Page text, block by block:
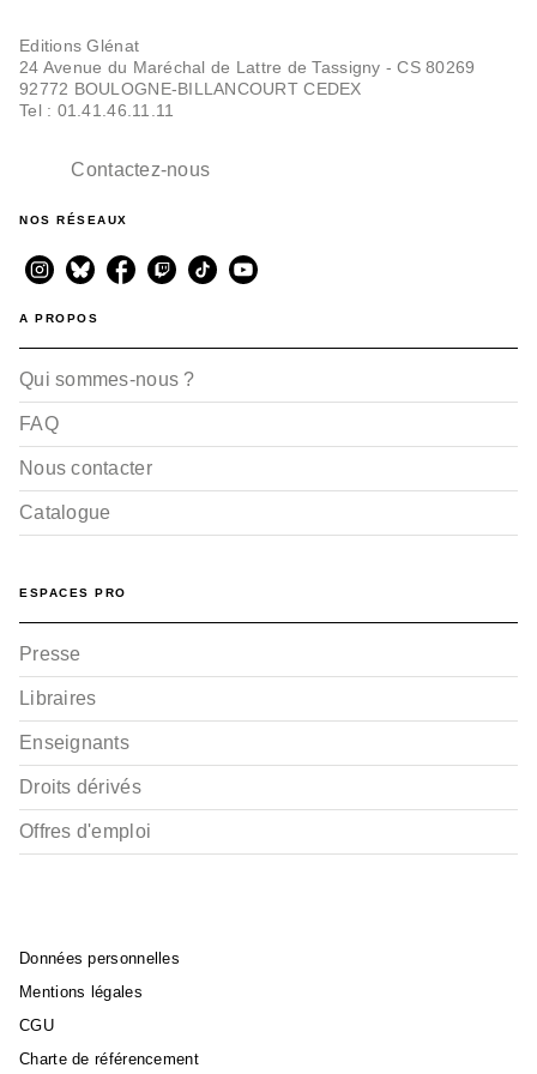
Editions Glénat
24 Avenue du Maréchal de Lattre de Tassigny - CS 80269
92772 BOULOGNE-BILLANCOURT CEDEX
Tel : 01.41.46.11.11
Contactez-nous
NOS RÉSEAUX
A PROPOS
Qui sommes-nous ?
FAQ
Nous contacter
Catalogue
ESPACES PRO
Presse
Libraires
Enseignants
Droits dérivés
Offres d'emploi
Données personnelles
Mentions légales
CGU
Charte de référencement